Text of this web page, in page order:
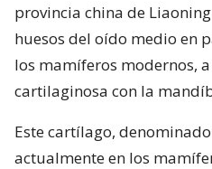
provincia china de
huesos del oído medio en
los mamíferos modernos,
cartilaginosa con la
Este cartílago,
actualmente en los